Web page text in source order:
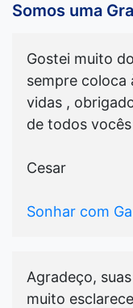
Somos uma
Gostei muito
sempre coloca
vidas ,
de todos vocês
Cesar
Sonhar com
Agradeço,
muito